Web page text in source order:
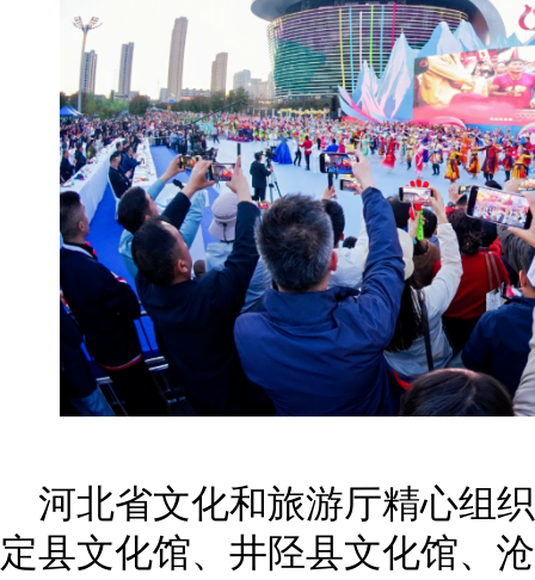
河北省文化和旅游厅精心组
定县文化馆、井陉县文化馆、